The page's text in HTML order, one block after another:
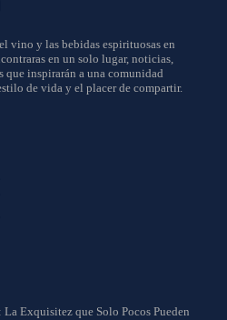
vino y las bebidas espirituosas en
en un solo lugar, noticias,
que inspirarán a una comunidad
de vida y el placer de compartir.
Exquisitez que Solo Pocos Pueden